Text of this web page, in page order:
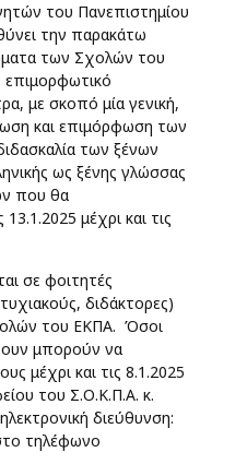
του Πανεπιστημίου
την παρακάτω
των Σχολών του
επιμορφωτικό
με σκοπό μία γενική,
και επιμόρφωση των
των ξένων
ως ξένης γλώσσας
που θα
μέχρι και τις
σε φοιτητές
διδάκτορες)
του ΕΚΠΑ. Όσοι
μπορούν να
μέχρι και τις 8.1.2025
του Σ.Ο.Κ.Π.Α. κ.
διεύθυνση:
τηλέφωνο